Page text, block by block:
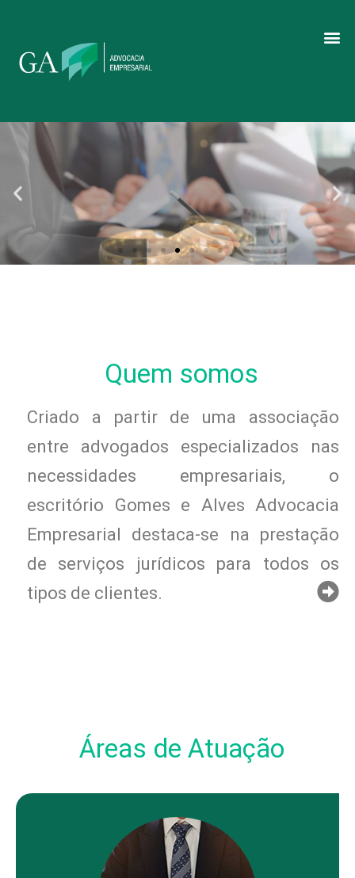
Quem somos
Criado a partir de uma associação
entre advogados especializados nas
necessidades empresariais, o
escritório Gomes e Alves Advocacia
Empresarial destaca-se na prestação
de serviços jurídicos para todos os
tipos de clientes.
Áreas de Atuação